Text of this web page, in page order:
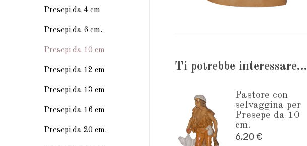
Ti potrebbe interessare…
Pastore con
selvaggina per
Presepe da 10
cm.
6,20 €
Presepi da 4 cm
Presepi da 6 cm.
Presepi da 10 cm
Presepi da 12 cm
Presepi da 13 cm
Presepi da 16 cm
Presepi da 20 cm.